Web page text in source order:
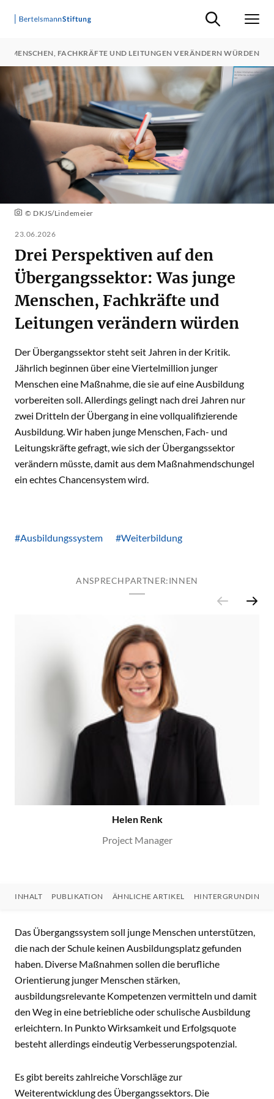
Suche ein-/
MENSCHEN, FACHKRÄFTE UND LEITUNGEN VERÄNDERN WÜRDEN
© DKJS/Lindemeier
23.06.2026
Drei Perspektiven auf den
Übergangssektor: Was junge
Menschen, Fachkräfte und
Leitungen verändern würden
Der Übergangssektor steht seit Jahren in der Kritik.
Jährlich beginnen über eine Viertelmillion junger
Menschen eine Maßnahme, die sie auf eine Ausbildung
vorbereiten soll. Allerdings gelingt nach drei Jahren nur
zwei Dritteln der Übergang in eine vollqualifizierende
Ausbildung. Wir haben junge Menschen, Fach- und
Leitungskräfte gefragt, wie sich der Übergangssektor
verändern müsste, damit aus dem Maßnahmendschungel
ein echtes Chancensystem wird.
#Ausbildungssystem #Weiterbildung
ANSPRECHPARTNER:INNEN
Helen Renk
Project Manager
INHALT PUBLIKATION ÄHNLICHE ARTIKEL HINTERGRUNDINFOS
INHALT
Das Übergangssystem soll junge Menschen unterstützen,
die nach der Schule keinen Ausbildungsplatz gefunden
haben. Diverse Maßnahmen sollen die berufliche
Orientierung junger Menschen stärken,
ausbildungsrelevante Kompetenzen vermitteln und damit
den Weg in eine betriebliche oder schulische Ausbildung
erleichtern. In Punkto Wirksamkeit und Erfolgsquote
besteht allerdings eindeutig Verbesserungspotenzial.
Es gibt bereits zahlreiche Vorschläge zur
Weiterentwicklung des Übergangssektors. Die